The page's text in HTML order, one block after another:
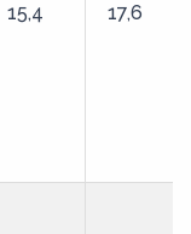
15,4 17,6